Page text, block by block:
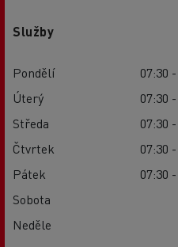
Služby
Pondělí
07:30
Úterý
07:30
Středa
07:30
Čtvrtek
07:30
Pátek
07:30
Sobota
Neděle